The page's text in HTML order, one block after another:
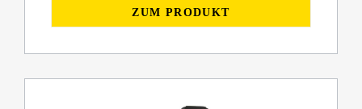
ZUM PRODUKT